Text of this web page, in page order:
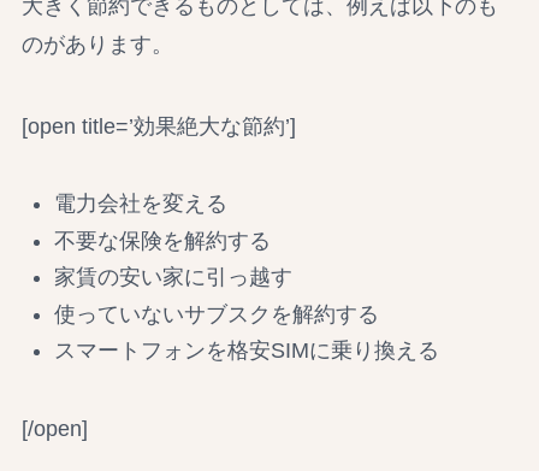
大きく節約できるものとしては、例えば以下のも
のがあります。
[open title=’効果絶大な節約’]
電力会社を変える
不要な保険を解約する
家賃の安い家に引っ越す
使っていないサブスクを解約する
スマートフォンを格安SIMに乗り換える
[/open]